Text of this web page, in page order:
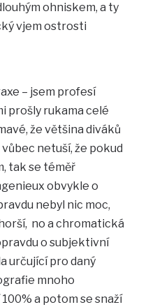
ohniskem, a ty
vjem ostrosti
– jsem profesí
prošly rukama celé
že většina diváků
netuší, že pokud
tak se téměř
obvykle o
nebyl nic moc,
no a chromatická
o subjektivní
určující pro daný
mnoho
a potom se snaží